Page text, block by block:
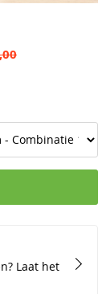
Laat het